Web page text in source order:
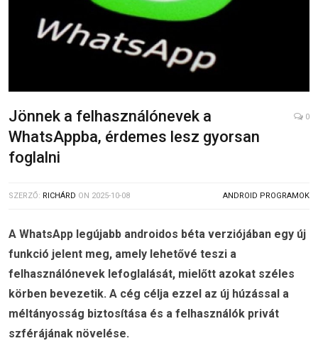
Jönnek a felhasználónevek a
WhatsAppba, érdemes lesz gyorsan
foglalni
0
SZERZŐ: RICHÁRD ON 2025-10-08 ANDROID PROGRAMOK
A WhatsApp legújabb androidos béta verziójában egy új
funkció jelent meg, amely lehetővé teszi a
felhasználónevek lefoglalását, mielőtt azokat széles
körben bevezetik. A cég célja ezzel az új húzással a
méltányosság biztosítása és a felhasználók privát
szférájának növelése.